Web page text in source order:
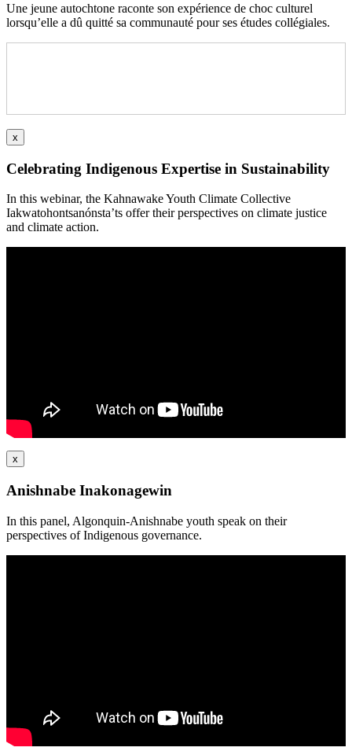
Une jeune autochtone raconte son expérience de choc culturel
lorsqu’elle a dû quitté sa communauté pour ses études collégiales.
x
Celebrating Indigenous Expertise in Sustainability
In this webinar, the Kahnawake Youth Climate Collective
Iakwatohontsanónsta’ts offer their perspectives on climate justice
and climate action.
x
Anishnabe Inakonagewin
In this panel, Algonquin-Anishnabe youth speak on their
perspectives of Indigenous governance.